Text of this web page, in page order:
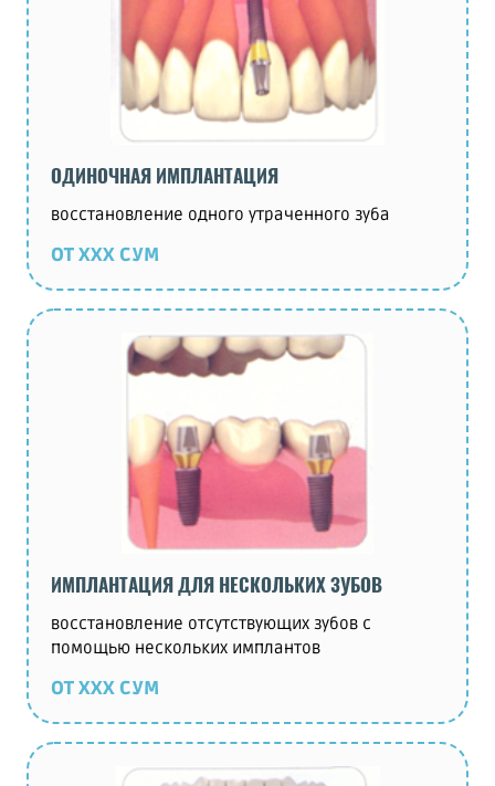
ОДИНОЧНАЯ ИМПЛАНТАЦИЯ
восстановление одного утраченного зуба
ОТ ХХХ СУМ
ИМПЛАНТАЦИЯ ДЛЯ НЕСКОЛЬКИХ ЗУБОВ
восстановление отсутствующих зубов с
помощью нескольких имплантов
ОТ ХХХ СУМ